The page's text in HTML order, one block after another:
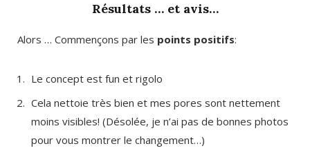
Résultats … et avis…
Alors … Commençons par les points positifs:
Le concept est fun et rigolo
Cela nettoie très bien et mes pores sont nettement
moins visibles! (Désolée, je n’ai pas de bonnes photos
pour vous montrer le changement…)